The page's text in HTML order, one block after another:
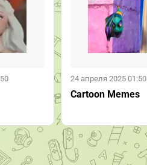
24 апреля 2025 01:50
Cartoon Memes